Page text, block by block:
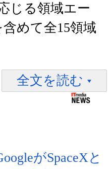
じる領域エー
めて全15領域
全文を読む
がSpaceXと